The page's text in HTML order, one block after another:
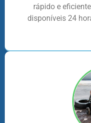
rápido e
disponíveis 24